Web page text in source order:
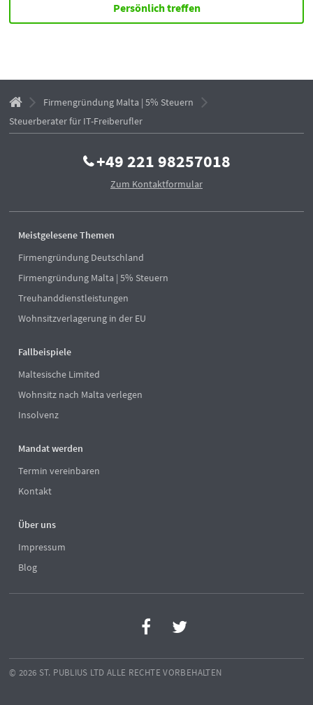
Persönlich treffen
Firmengründung Malta | 5% Steuern
Steuerberater für IT-Freiberufler
+49 221 98257018
Zum Kontaktformular
Meistgelesene Themen
Firmengründung Deutschland
Firmengründung Malta | 5% Steuern
Treuhanddienstleistungen
Wohnsitzverlagerung in der EU
Fallbeispiele
Maltesische Limited
Wohnsitz nach Malta verlegen
Insolvenz
Mandat werden
Termin vereinbaren
Kontakt
Über uns
Impressum
Blog
© 2026 ST. PUBLIUS LTD ALLE RECHTE VORBEHALTEN